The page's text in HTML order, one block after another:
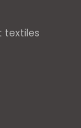
textiles